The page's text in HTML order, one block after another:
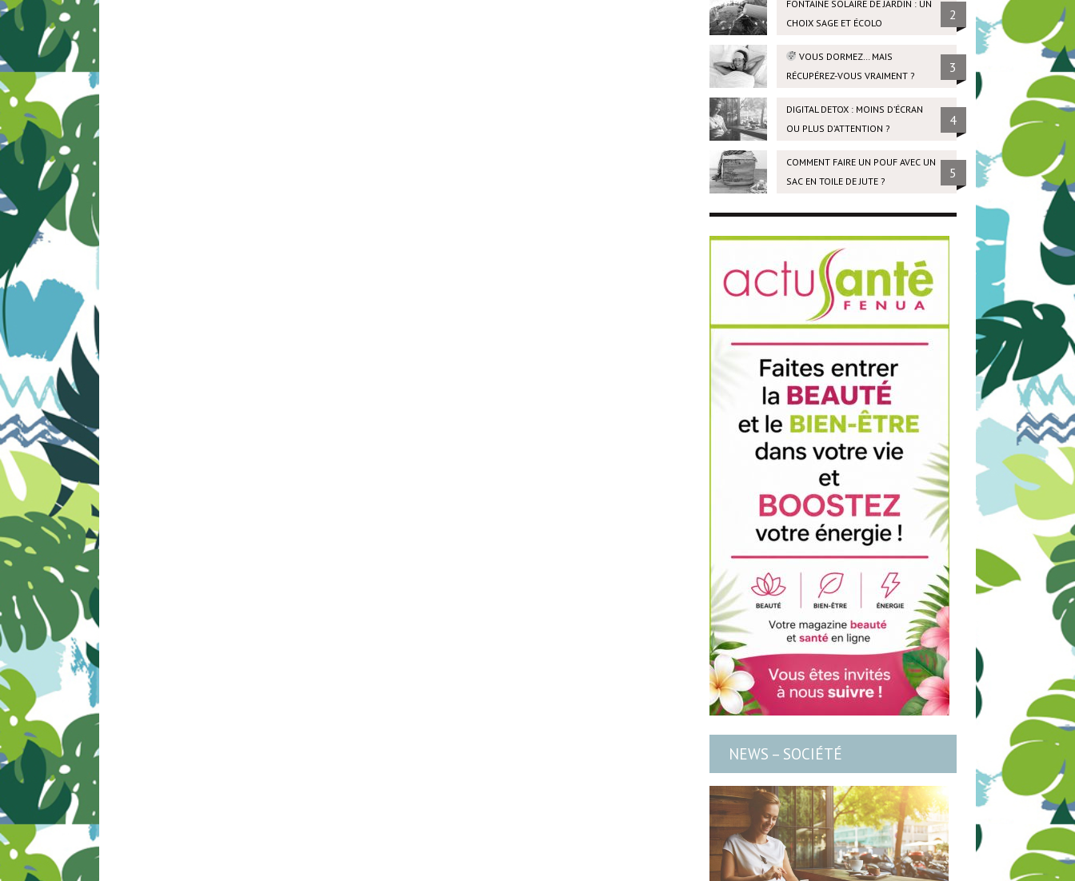
FONTAINE SOLAIRE DE JARDIN : UN
CHOIX SAGE ET ÉCOLO
2
VOUS DORMEZ… MAIS
RÉCUPÉREZ-VOUS VRAIMENT ?
3
DIGITAL DETOX : MOINS D’ÉCRAN
OU PLUS D’ATTENTION ?
4
COMMENT FAIRE UN POUF AVEC UN
SAC EN TOILE DE JUTE ?
5
NEWS – SOCIÉTÉ